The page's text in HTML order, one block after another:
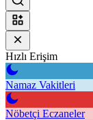
Hızlı Erişim
Namaz Vakitleri
Nöbetçi Eczaneler